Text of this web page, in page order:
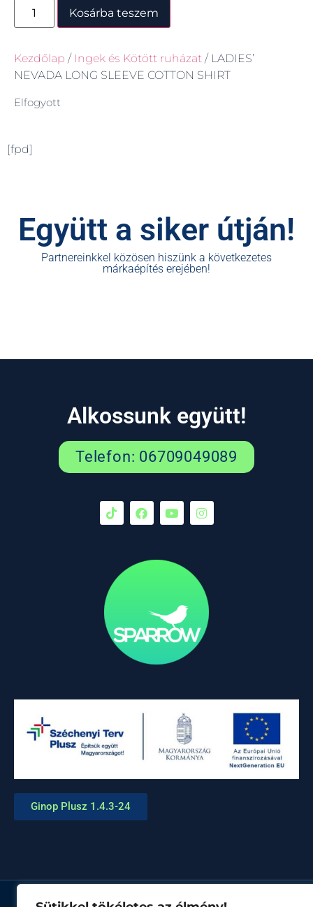
Kosárba teszem
Kezdőlap / Ingek és Kötött ruházat / LADIES’
NEVADA LONG SLEEVE COTTON SHIRT
Elfogyott
[fpd]
Együtt a siker útján!
Partnereinkkel közösen hiszünk a következetes
márkaépítés erejében!
Alkossunk együtt!
Telefon: 06709049089
Ginop Plusz 1.4.3-24